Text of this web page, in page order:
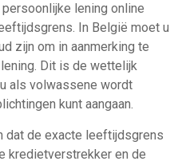
lening online
In België moet u
zijn om in aanmerking te
Dit is de wettelijk
als volwassene wordt
kunt aangaan.
dat de exacte leeftijdsgrens
kredietverstrekker en de